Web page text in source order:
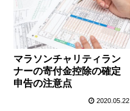
マラソンチャリティラン
ナーの寄付金控除の確定
申告の注意点
2020.05.22